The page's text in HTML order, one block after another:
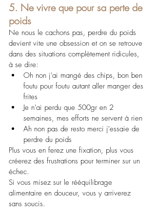
5. Ne vivre que pour sa perte de
poids
Ne nous le cachons pas, perdre du poids
devient vite une obsession et on se retrouve
dans des situations complètement ridicules,
à se dire:
Oh non j'ai mangé des chips, bon ben
foutu pour foutu autant aller manger des
frites
Je n'ai perdu que 500gr en 2
semaines, mes efforts ne servent à rien
Ah non pas de resto merci j'essaie de
perdre du poids
Plus vous en ferez une fixation, plus vous
créerez des frustrations pour terminer sur un
échec.
Si vous misez sur le rééquilibrage
alimentaire en douceur, vous y arriverez
sans soucis.